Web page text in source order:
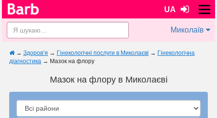
UA
Миколаїв
→ Здоров’я → Гінекологічні послуги в Миколаєві → Гінекологічна
діагностика → Мазок на флору
Мазок на флору в Миколаєві